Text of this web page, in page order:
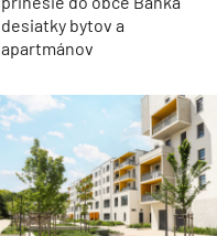
desiatky bytov a
apartmánov